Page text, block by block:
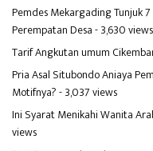
Pemdes Mekargading Tunjuk
Perempatan Desa- 3,630 views
Tarif Angkutan umum
Pria Asal Situbondo Aniaya
Motifnya?- 3,037 views
Ini Syarat Menikahi Wanita
views